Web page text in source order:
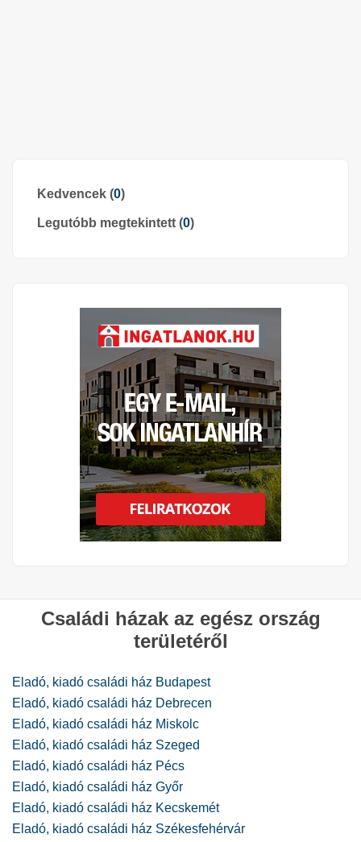
Kedvencek (0)
Legutóbb megtekintett (0)
Családi házak az egész ország
területéről
Eladó, kiadó családi ház Budapest
Eladó, kiadó családi ház Debrecen
Eladó, kiadó családi ház Miskolc
Eladó, kiadó családi ház Szeged
Eladó, kiadó családi ház Pécs
Eladó, kiadó családi ház Győr
Eladó, kiadó családi ház Kecskemét
Eladó, kiadó családi ház Székesfehérvár